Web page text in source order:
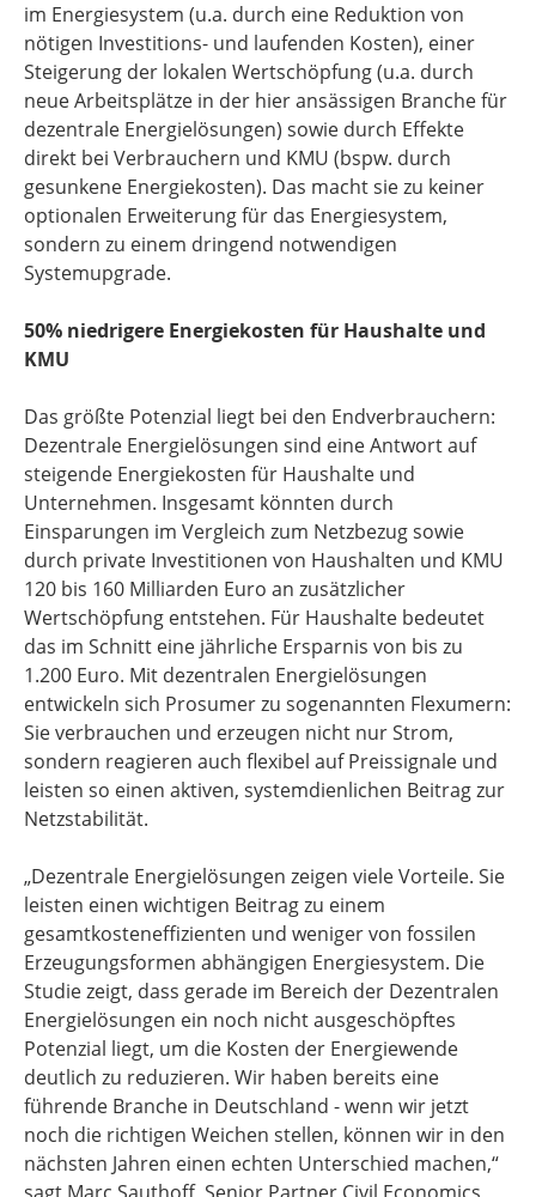
im Energiesystem (u.a. durch eine Reduktion von
nötigen Investitions- und laufenden Kosten), einer
Steigerung der lokalen Wertschöpfung (u.a. durch
neue Arbeitsplätze in der hier ansässigen Branche für
dezentrale Energielösungen) sowie durch Effekte
direkt bei Verbrauchern und KMU (bspw. durch
gesunkene Energiekosten). Das macht sie zu keiner
optionalen Erweiterung für das Energiesystem,
sondern zu einem dringend notwendigen
Systemupgrade.
50% niedrigere Energiekosten für Haushalte und
KMU
Das größte Potenzial liegt bei den Endverbrauchern:
Dezentrale Energielösungen sind eine Antwort auf
steigende Energiekosten für Haushalte und
Unternehmen. Insgesamt könnten durch
Einsparungen im Vergleich zum Netzbezug sowie
durch private Investitionen von Haushalten und KMU
120 bis 160 Milliarden Euro an zusätzlicher
Wertschöpfung entstehen. Für Haushalte bedeutet
das im Schnitt eine jährliche Ersparnis von bis zu
1.200 Euro. Mit dezentralen Energielösungen
entwickeln sich Prosumer zu sogenannten Flexumern:
Sie verbrauchen und erzeugen nicht nur Strom,
sondern reagieren auch flexibel auf Preissignale und
leisten so einen aktiven, systemdienlichen Beitrag zur
Netzstabilität.
„Dezentrale Energielösungen zeigen viele Vorteile. Sie
leisten einen wichtigen Beitrag zu einem
gesamtkosteneffizienten und weniger von fossilen
Erzeugungsformen abhängigen Energiesystem. Die
Studie zeigt, dass gerade im Bereich der Dezentralen
Energielösungen ein noch nicht ausgeschöpftes
Potenzial liegt, um die Kosten der Energiewende
deutlich zu reduzieren. Wir haben bereits eine
führende Branche in Deutschland - wenn wir jetzt
noch die richtigen Weichen stellen, können wir in den
nächsten Jahren einen echten Unterschied machen,“